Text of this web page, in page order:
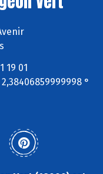
19 01
2,38406859999998 °